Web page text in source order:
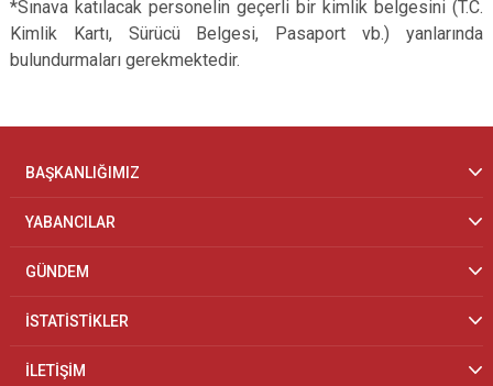
*Sınava katılacak personelin geçerli bir kimlik belgesini (T.C.
Kimlik Kartı, Sürücü Belgesi, Pasaport vb.) yanlarında
bulundurmaları gerekmektedir.
BAŞKANLIĞIMIZ
YABANCILAR
GÜNDEM
İSTATİSTİKLER
İLETİŞİM